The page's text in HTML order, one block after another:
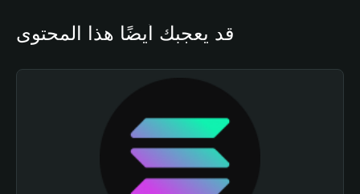
قد يعجبك أيضًا هذا المحتوى